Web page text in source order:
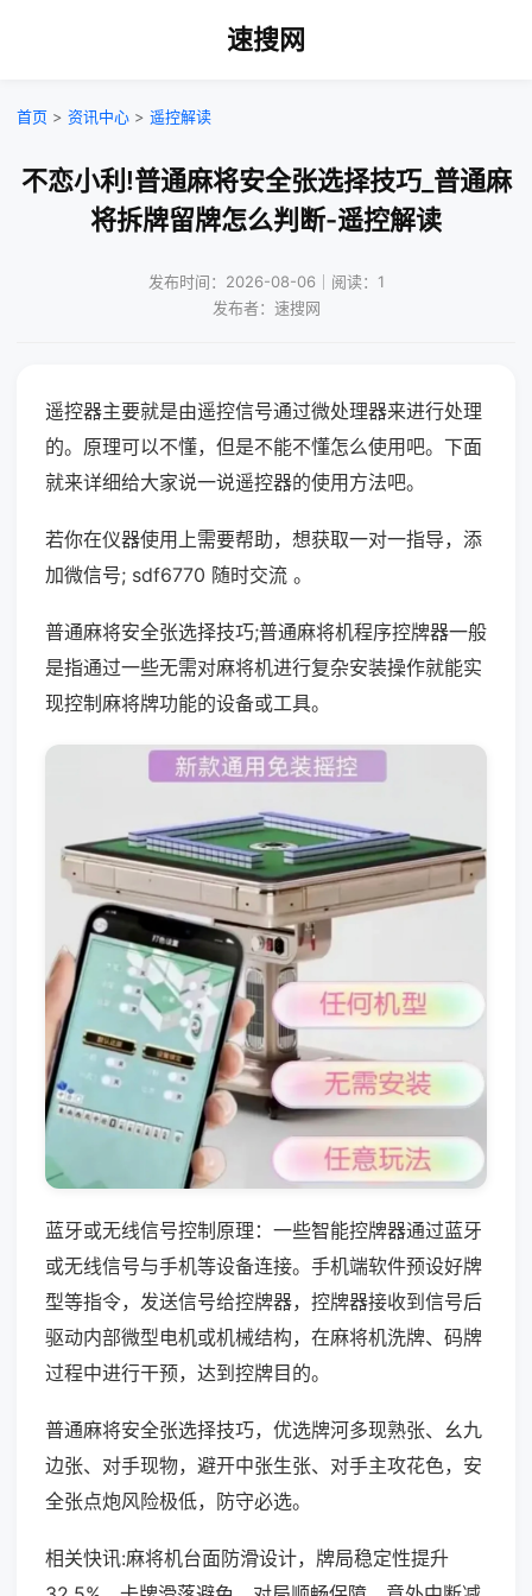
速搜网
首页 > 资讯中心 > 遥控解读
不恋小利!普通麻将安全张选择技巧_普通麻
将拆牌留牌怎么判断-遥控解读
发布时间：2026-08-06｜阅读：1
发布者：速搜网
遥控器主要就是由遥控信号通过微处理器来进行处理
的。原理可以不懂，但是不能不懂怎么使用吧。下面
就来详细给大家说一说遥控器的使用方法吧。
若你在仪器使用上需要帮助，想获取一对一指导，添
加微信号; sdf6770 随时交流 。
普通麻将安全张选择技巧;普通麻将机程序控牌器一般
是指通过一些无需对麻将机进行复杂安装操作就能实
现控制麻将牌功能的设备或工具。
蓝牙或无线信号控制原理：一些智能控牌器通过蓝牙
或无线信号与手机等设备连接。手机端软件预设好牌
型等指令，发送信号给控牌器，控牌器接收到信号后
驱动内部微型电机或机械结构，在麻将机洗牌、码牌
过程中进行干预，达到控牌目的。
普通麻将安全张选择技巧，优选牌河多现熟张、幺九
边张、对手现物，避开中张生张、对手主攻花色，安
全张点炮风险极低，防守必选。
相关快讯:麻将机台面防滑设计，牌局稳定性提升